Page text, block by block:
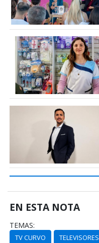
EN ESTA NOTA
TEMAS:
TV CURVO TELEVISORES